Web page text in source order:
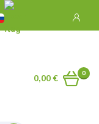
0
0,00 €